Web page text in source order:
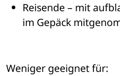
Reisende – mit
im Gepäck
Weniger geeignet für: